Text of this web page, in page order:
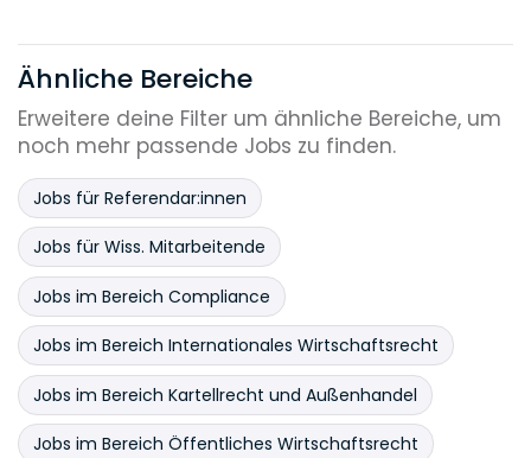
Ähnliche Bereiche
Erweitere deine Filter um ähnliche Bereiche, um
noch mehr passende Jobs zu finden.
Jobs für Referendar:innen
Jobs für Wiss. Mitarbeitende
Jobs im Bereich Compliance
Jobs im Bereich Internationales Wirtschaftsrecht
Jobs im Bereich Kartellrecht und Außenhandel
Jobs im Bereich Öffentliches Wirtschaftsrecht